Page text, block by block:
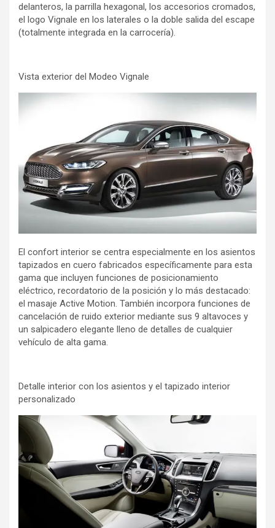
delanteros, la parrilla hexagonal, los accesorios cromados,
el logo Vignale en los laterales o la doble salida del escape
(totalmente integrada en la carrocería).
Vista exterior del Modeo Vignale
El confort interior se centra especialmente en los asientos
tapizados en cuero fabricados específicamente para esta
gama que incluyen funciones de posicionamiento
eléctrico, recordatorio de la posición y lo más destacado:
el masaje Active Motion. También incorpora funciones de
cancelación de ruido exterior mediante sus 9 altavoces y
un salpicadero elegante lleno de detalles de cualquier
vehículo de alta gama.
Detalle interior con los asientos y el tapizado interior
personalizado